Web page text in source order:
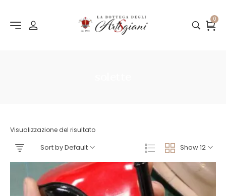
0
Visualizzazione del risultato
Show 12
Sort by Default